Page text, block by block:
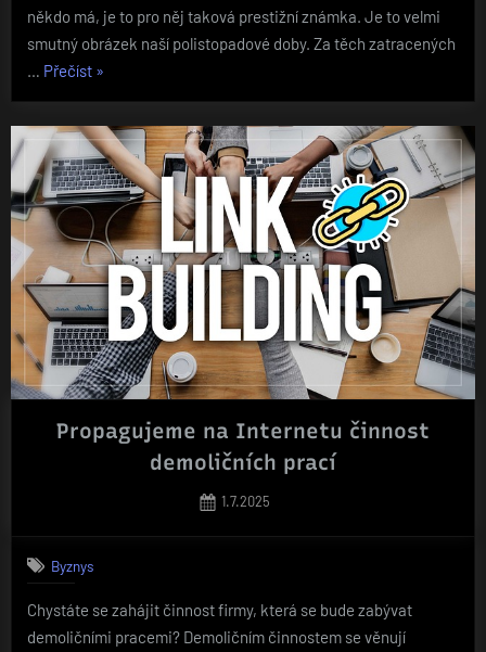
někdo má, je to pro něj taková prestižní známka. Je to velmi
smutný obrázek naší polistopadové doby. Za těch zatracených
… Přečíst„Zubní
»
Propagujeme na Internetu činnost
demoličních prací
Posted
1.7.2025
Byznys
Chystáte se zahájit činnost firmy, která se bude zabývat
demoličními pracemi? Demoličním činnostem se věnují